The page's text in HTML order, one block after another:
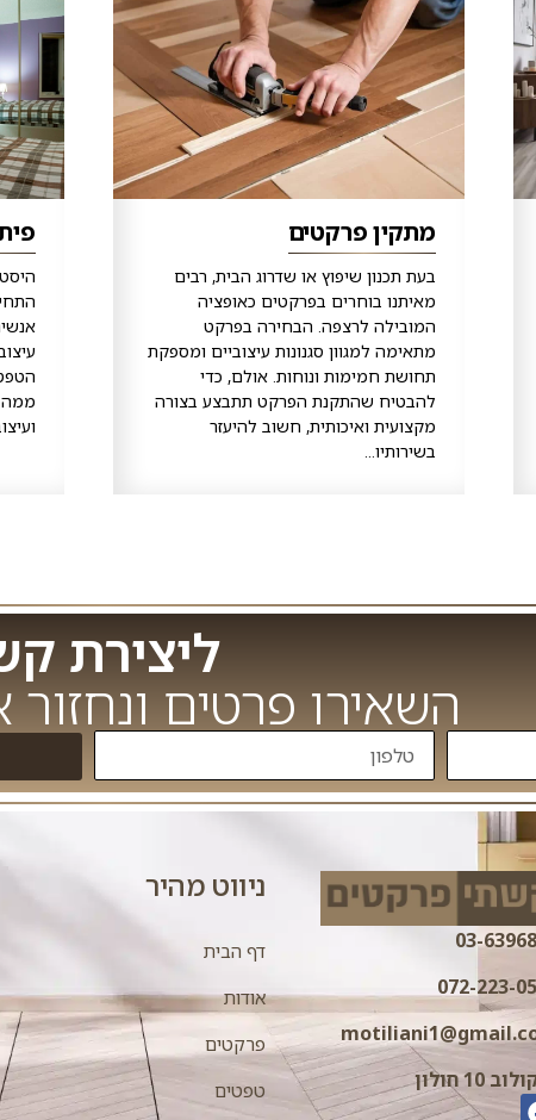
מתקין פרקטים
בעת תכנון שיפוץ או שדרוג הבית, רבים
מאיתנו בוחרים בפרקטים כאופציה
המובילה לרצפה. הבחירה בפרקט
מתאימה למגוון סגנונות עיצוביים ומספקת
תחושת חמימות ונוחות. אולם, כדי
להבטיח שהתקנת הפרקט תתבצע בצורה
מקצועית ואיכותית, חשוב להיעזר
בשירותיו...
ממה
ליצירת
השאירו פרטים
03-
072-223-
10 חולון
ניווט מהיר
דף הבית
אודות
פרקטים
טפטים